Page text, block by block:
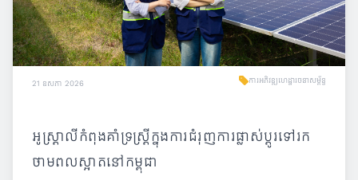
21 ឧសភា 2026 ការអភិវឌ្ឍហេដ្ឋារចនាសម្ព័ន្ធ
អូស្ត្រាលីកំពុងគាំទ្រស្ត្រីក្នុងការជំរុញការផ្លាស់ប្តូរទៅរក
ថាមពលស្អាតនៅកម្ពុជា